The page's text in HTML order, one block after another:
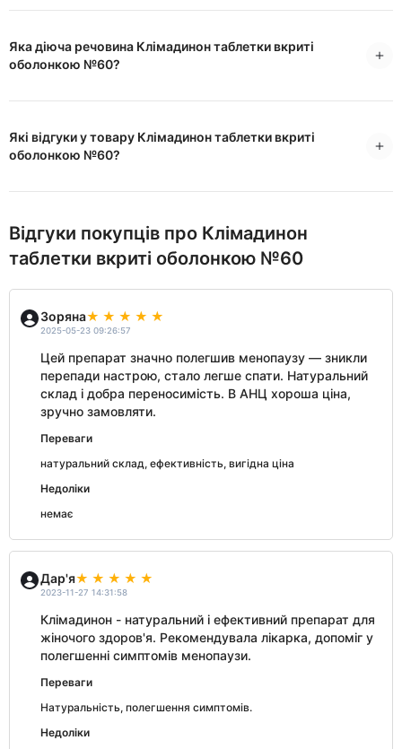
Яка діюча речовина Клімадинон таблетки вкриті
оболонкою №60?
Які відгуки у товару Клімадинон таблетки вкриті
оболонкою №60?
Відгуки покупців про Клімадинон
таблетки вкриті оболонкою №60
Зоряна
2025-05-23 09:26:57
Цей препарат значно полегшив менопаузу — зникли
перепади настрою, стало легше спати. Натуральний
склад і добра переносимість. В АНЦ хороша ціна,
зручно замовляти.
Переваги
натуральний склад, ефективність, вигідна ціна
Недоліки
немає
Дар'я
2023-11-27 14:31:58
Клімадинон - натуральний і ефективний препарат для
жіночого здоров'я. Рекомендувала лікарка, допоміг у
полегшенні симптомів менопаузи.
Переваги
Натуральність, полегшення симптомів.
Недоліки